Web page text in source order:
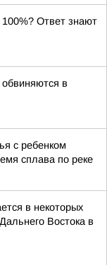
100%? Ответ знают
обвиняются в
с ребенком
сплава по реке
в некоторых
Востока в